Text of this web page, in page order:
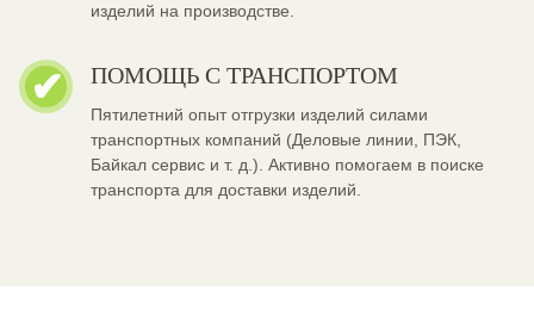
изделий на производстве.
ПОМОЩЬ С ТРАНСПОРТОМ
Пятилетний опыт отгрузки изделий силами
транспортных компаний (Деловые линии, ПЭК,
Байкал сервис и т. д.). Активно помогаем в поиске
транспорта для доставки изделий.